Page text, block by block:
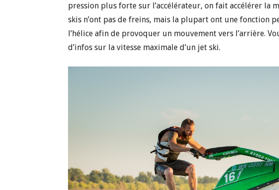
pression plus forte sur l’accélérateur, on fait accélérer la
skis n’ont pas de freins, mais la plupart ont une fonction
l’hélice afin de provoquer un mouvement vers l’arrière.
d’infos sur la vitesse maximale d’un jet ski.